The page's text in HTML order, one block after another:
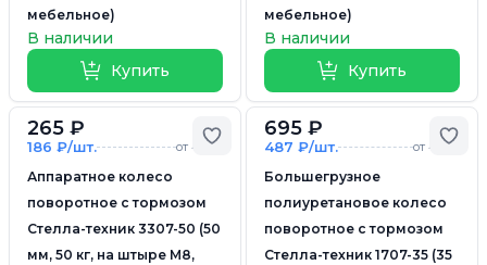
мебельное)
В наличии
Купить
мебельное)
В наличии
Купить
Добавить в избранное
265 ₽
186 ₽/шт. от 4 шт.
Аппаратное колесо
поворотное с тормозом
Стелла-техник 3307-50 (50
мм, 50 кг, на штыре M8,
695 ₽
487 ₽/шт. от 4 шт.
Большегрузное
полиуретановое колесо
поворотное с тормозом
Стелла-техник 1707-35 (35